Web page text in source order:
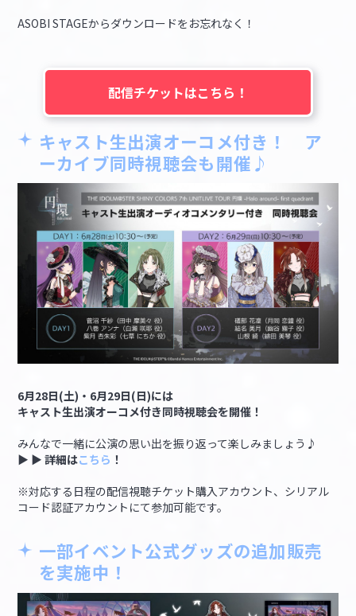
ASOBI STAGEからダウンロードをお忘れなく！
配信チケットはこちら！
キャスト生出演オーコメ付き！ ア
ーカイブ同時視聴会も開催♪
6月28日(土)・6月29日(日)には
キャスト生出演オーコメ付き同時視聴会を開催！
みんなで一緒に公演の思い出を振り返って楽しみましょう♪
▶ ▶ 詳細はこちら ！
※対応する日程の配信視聴チケット購入アカウント、シリアル
コード認証アカウントにて参加可能です。
一部イベント公式グッズの追加販売
を実施中！